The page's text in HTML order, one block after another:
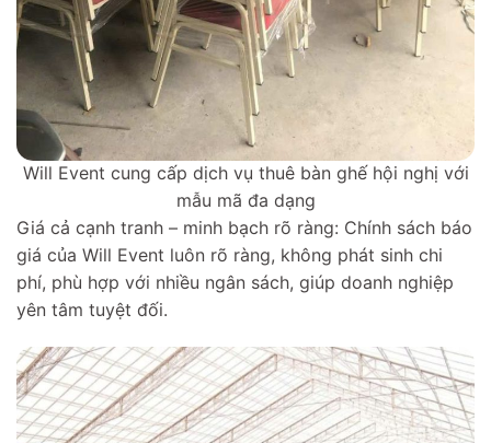
Will Event cung cấp dịch vụ thuê bàn ghế hội nghị với
mẫu mã đa dạng
Giá cả cạnh tranh – minh bạch rõ ràng: Chính sách báo
giá của Will Event luôn rõ ràng, không phát sinh chi
phí, phù hợp với nhiều ngân sách, giúp doanh nghiệp
yên tâm tuyệt đối.